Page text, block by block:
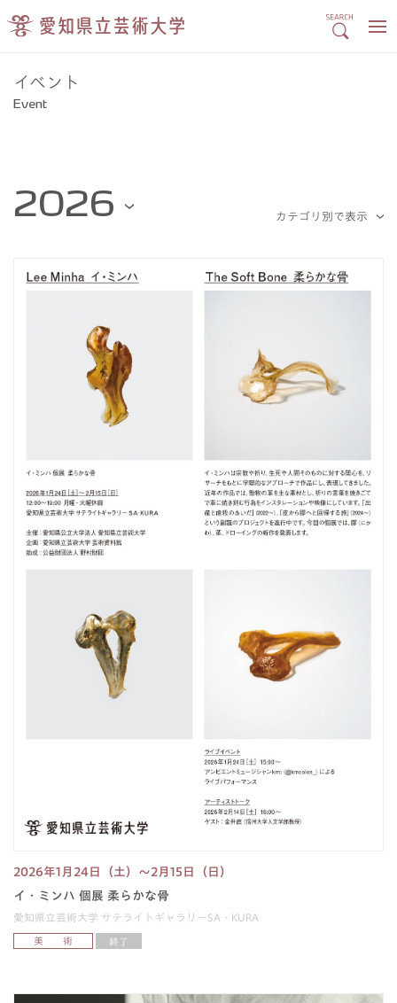
イベント
Event
2026年1月24日（土）〜2月15日（日）
イ・ミンハ 個展 柔らかな骨
愛知県立芸術大学 サテライトギャラリーSA・KURA
美 術 終了